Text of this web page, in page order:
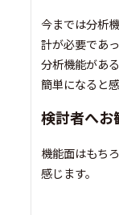
今までは分析
計が必要であ
分析機能があ
簡単になると
検討者へお
機能面はもち
感じます。